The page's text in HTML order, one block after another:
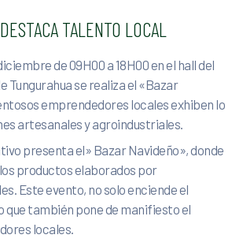
TALENTO LOCAL
de 09H00 a 18H00 en el hall del
Tungurahua se realiza el «Bazar
emprendedores locales exhiben lo
artesanales y agroindustriales.
presenta el» Bazar Navideño», donde
productos elaborados por
Este evento, no solo enciende el
que también pone de manifiesto el
locales.